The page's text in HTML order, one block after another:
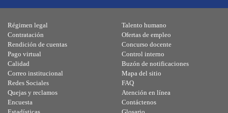
Régimen legal
Contratación
Rendición de cuentas
Pago virtual
Calidad
Talento humano
Ofertas de empleo
Concurso docente
Control interno
Buzón de notificaciones
Correo institucional
Redes Sociales
Quejas y reclamos
Encuesta
Mapa del sitio
FAQ
Atención en línea
Contáctenos